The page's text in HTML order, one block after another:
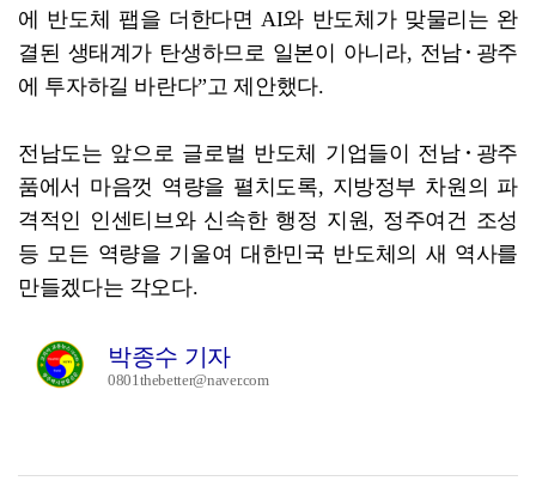
에 반도체 팹을 더한다면 AI와 반도체가 맞물리는 완
결된 생태계가 탄생하므로 일본이 아니라, 전남･광주
에 투자하길 바란다”고 제안했다.
전남도는 앞으로 글로벌 반도체 기업들이 전남･광주
품에서 마음껏 역량을 펼치도록, 지방정부 차원의 파
격적인 인센티브와 신속한 행정 지원, 정주여건 조성
등 모든 역량을 기울여 대한민국 반도체의 새 역사를
만들겠다는 각오다.
박종수 기자
0801thebetter@naver.com